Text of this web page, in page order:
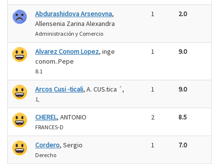
Abdurashidova Arsenovna,
Allensenia Zarina Alexandra
Administración y Comercio
1 2.0
Alvarez Conom Lopez, inge
conom..Pepe
8.1
1 9.0
Arcos Cusi -ticali, A. CUS.tica ´,
1,
1 9.0
CHEREL, ANTONIO
FRANCES-D
2 8.5
Cordero, Sergio
Derecho
1 7.0